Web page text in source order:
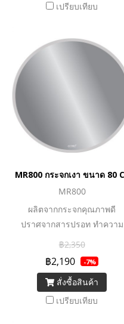
เปรียบเทียบ
MR800 กระจกเงา ขนาด 80
MR800
ผลิตจากกระจกคุณภาพดี
ปราศจากสารปรอท ทำความ
สะอาดง่าย
฿2,350
฿2,190 -7%
สั่งซื้อสินค้า
เปรียบเทียบ